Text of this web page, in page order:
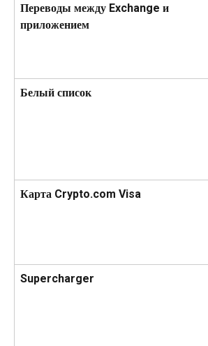
Переводы между Exchange и
приложением
Белый список
Карта Crypto.com Visa
Supercharger